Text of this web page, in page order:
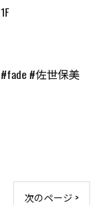
#佐世保美
次のページ >